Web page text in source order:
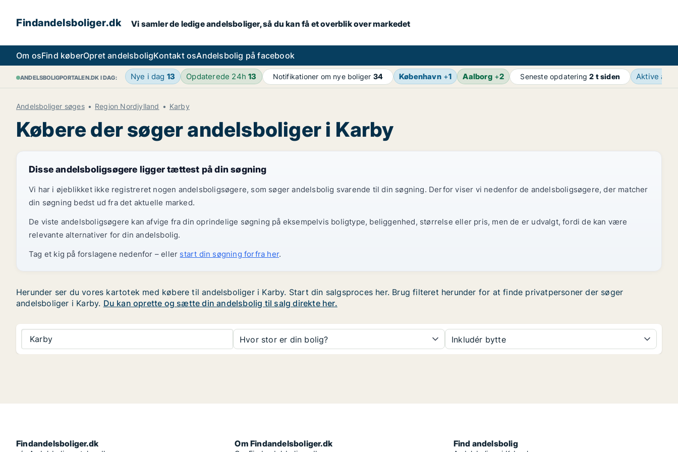
Findandelsboliger.dk Vi samler de ledige andelsboliger, så du kan få et overblik over markedet
Om osFind køberOpret andelsboligKontakt osAndelsbolig på facebook
ANDELSBOLIGPORTALEN.DK I DAG: Nye i dag 13 Opdaterede 24h13 Notifikationer om nye boliger 34 København+1 Aalborg+2 Seneste opdatering2 t siden Aktive
Andelsboliger søges Region Nordjylland Karby
Købere der søger andelsboliger i Karby
Disse andelsboligsøgere ligger tættest på din søgning
Vi har i øjeblikket ikke registreret nogen andelsboligsøgere, som søger andelsbolig svarende til din søgning. Derfor viser vi nedenfor de andelsboligsøgere, der matcher
din søgning bedst ud fra det aktuelle marked.
De viste andelsboligsøgere kan afvige fra din oprindelige søgning på eksempelvis boligtype, beliggenhed, størrelse eller pris, men de er udvalgt, fordi de kan være
relevante alternativer for din andelsbolig.
Tag et kig på forslagene nedenfor – eller start din søgning forfra her.
Herunder ser du vores kartotek med købere til andelsboliger i Karby. Start din salgsproces her. Brug filteret herunder for at finde privatpersoner der søger
andelsboliger i Karby. Du kan oprette og sætte din andelsbolig til salg direkte her.
Karby Hvor stor er din bolig? Inkludér bytte
Findandelsboliger.dk Om Findandelsboliger.dk Find andelsbolig